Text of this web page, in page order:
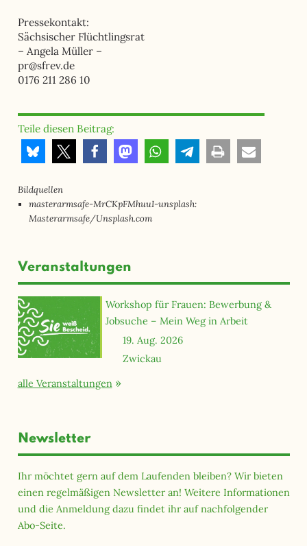
Pressekontakt:
Sächsischer Flüchtlingsrat
– Angela Müller –
pr@sfrev.de
0176 211 286 10
Teile diesen Beitrag:
Bildquellen
masterarmsafe-MrCKpFMhuuI-unsplash:
Masterarmsafe/Unsplash.com
Veranstaltungen
Workshop für Frauen: Bewerbung &
Jobsuche – Mein Weg in Arbeit
19. Aug. 2026
Zwickau
alle Veranstaltungen
Newsletter
Ihr möchtet gern auf dem Laufenden bleiben? Wir bieten
einen regelmäßigen Newsletter an! Weitere Informationen
und die Anmeldung dazu findet ihr auf nachfolgender
Abo-Seite.